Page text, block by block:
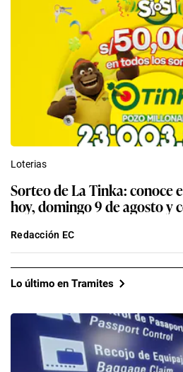
Loterias
Sorteo de La Tinka: conoce
hoy, domingo 9 de agosto y
Redacción EC
Lo último en Tramites